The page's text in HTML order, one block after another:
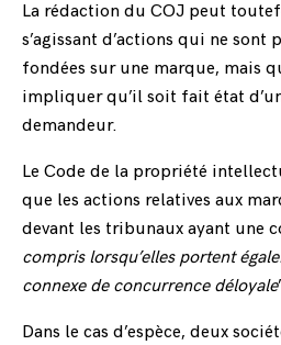
La rédaction du COJ peut
s’agissant d’actions qui ne sont
fondées sur une marque, mais
impliquer qu’il soit fait état
demandeur.
Le Code de la propriété
que les actions relatives aux
devant les tribunaux ayant une
compris lorsqu’elles portent
connexe de concurrence déloyale
Dans le cas d’espèce, deux